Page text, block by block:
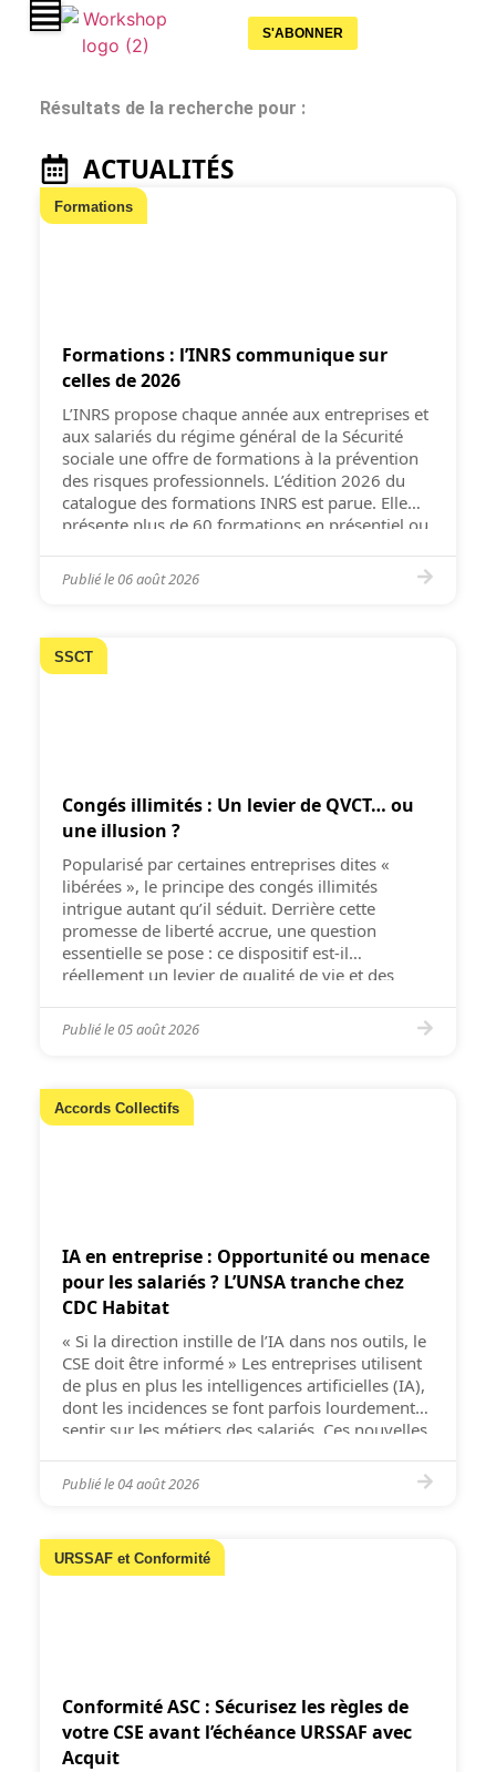
S'ABONNER
Résultats de la recherche pour :
ACTUALITÉS
Formations
Formations : l’INRS communique sur
celles de 2026
L’INRS propose chaque année aux entreprises et
aux salariés du régime général de la Sécurité
sociale une offre de formations à la prévention
des risques professionnels. L’édition 2026 du
catalogue des formations INRS est parue. Elle
présente plus de 60 formations en présentiel ou
prévention des risques professionnels […]
Publié le06 août 2026
SSCT
Congés illimités : Un levier de QVCT… ou
une illusion ?
Popularisé par certaines entreprises dites «
libérées », le principe des congés illimités
intrigue autant qu’il séduit. Derrière cette
promesse de liberté accrue, une question
essentielle se pose : ce dispositif est-il
réellement un levier de qualité de vie et des
congés illimités s’inscrit dans une philosophie
[…]
Publié le05 août 2026
Accords Collectifs
IA en entreprise : Opportunité ou menace
pour les salariés ? L’UNSA tranche chez
CDC Habitat
« Si la direction instille de l’IA dans nos outils, le
CSE doit être informé » Les entreprises utilisent
de plus en plus les intelligences artificielles (IA),
dont les incidences se font parfois lourdement
sentir sur les métiers des salariés. Ces nouvelles
d’une consultation du CSE, mais les directions
arguent […]
Publié le04 août 2026
URSSAF et Conformité
Conformité ASC : Sécurisez les règles de
votre CSE avant l’échéance URSSAF avec
Acquit